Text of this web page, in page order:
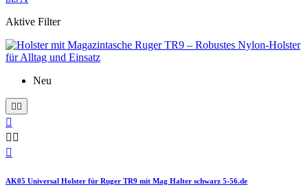
Aktive Filter
Neu
 

 

AK05 Universal Holster für Ruger TR9 mit Mag Halter schwarz 5-56.de